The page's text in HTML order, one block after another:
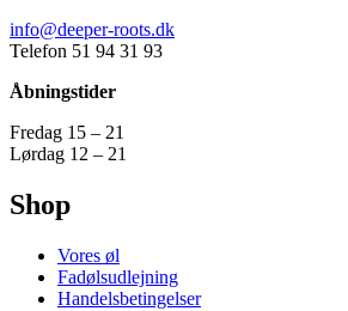
info@deeper-roots.dk
Telefon 51 94 31 93
Åbningstider
Fredag 15 – 21
Lørdag 12 – 21
Shop
Vores øl
Fadølsudlejning
Handelsbetingelser